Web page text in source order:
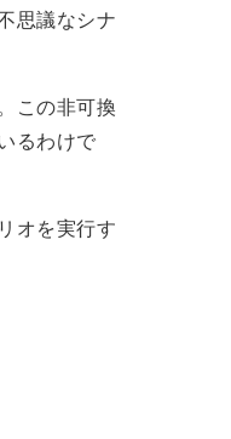
思議なシナ
この非可換
るわけで
オを実行す